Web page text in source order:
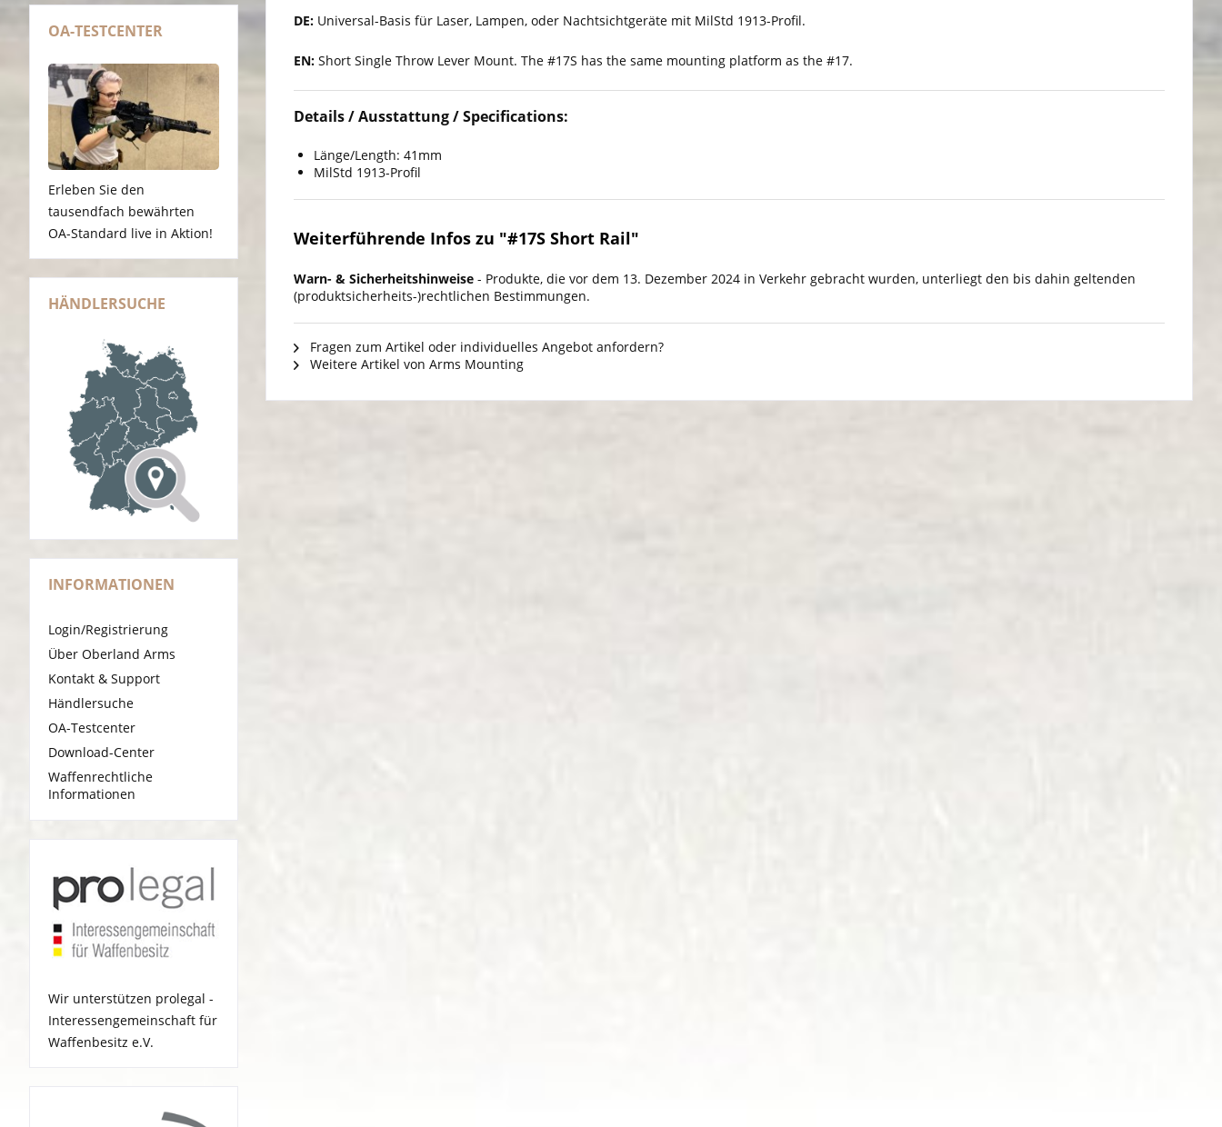
OA-TESTCENTER
Erleben Sie den
tausendfach bewährten
OA-Standard live in Aktion!
HÄNDLERSUCHE
INFORMATIONEN
Login/Registrierung
Über Oberland Arms
Kontakt & Support
Händlersuche
OA-Testcenter
Download-Center
Waffenrechtliche
Informationen
Wir unterstützen prolegal -
Interessengemeinschaft für
Waffenbesitz e.V.
DE: Universal-Basis für Laser, Lampen, oder Nachtsichtgeräte mit MilStd 1913-Profil.
EN: Short Single Throw Lever Mount. The #17S has the same mounting platform as the #17.
Details / Ausstattung / Specifications:
Länge/Length: 41mm
MilStd 1913-Profil
Weiterführende Infos zu "#17S Short Rail"
Warn- & Sicherheitshinweise - Produkte, die vor dem 13. Dezember 2024 in Verkehr gebracht wurden, unterliegt den bis dahin geltenden
(produktsicherheits-)rechtlichen Bestimmungen.
Fragen zum Artikel oder individuelles Angebot anfordern?
Weitere Artikel von Arms Mounting